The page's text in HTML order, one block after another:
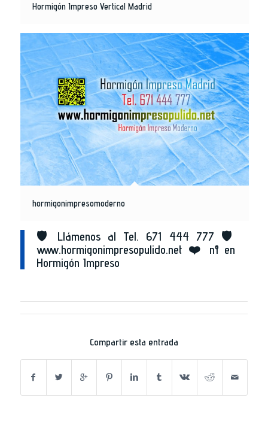
Hormigón Impreso Vertical Madrid
hormigonimpresomoderno
🛡️ Llámenos al Tel. 671 444 777 🛡️
www.hormigonimpresopulido.net ❤️ nº1 en
Hormigón Impreso
Compartir esta entrada